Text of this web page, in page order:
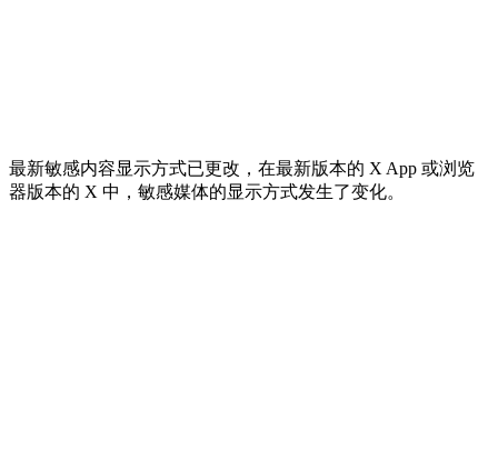
最新敏感内容显示方式已更改，在最新版本的 X App 或浏览
器版本的 X 中，敏感媒体的显示方式发生了变化。